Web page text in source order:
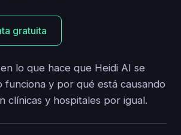
gratuita
lo que hace que Heidi AI se
funciona y por qué está causando
clínicas y hospitales por igual.